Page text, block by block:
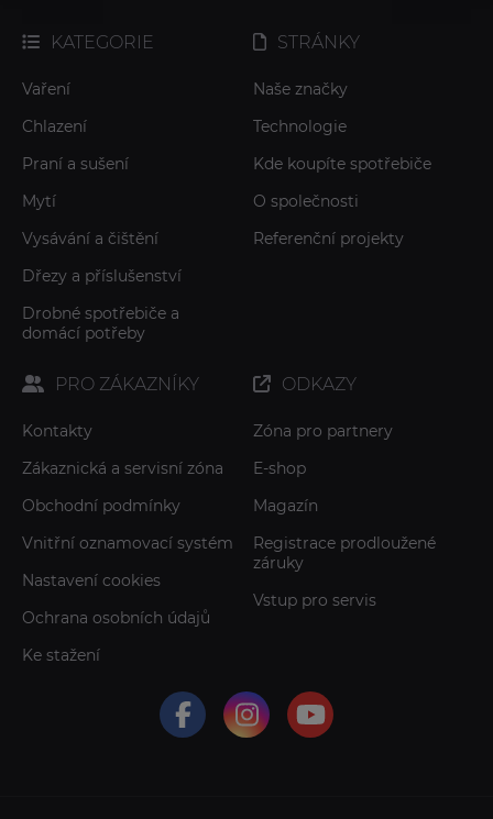
KATEGORIE
Vaření
Chlazení
Praní a sušení
Mytí
Vysávání a čištění
Dřezy a příslušenství
Drobné spotřebiče a
domácí potřeby
STRÁNKY
Naše značky
Technologie
Kde koupíte spotřebiče
O společnosti
Referenční projekty
PRO ZÁKAZNÍKY
Kontakty
Zákaznická a servisní zóna
Obchodní podmínky
Vnitřní oznamovací systém
Nastavení cookies
Ochrana osobních údajů
Ke stažení
ODKAZY
Zóna pro partnery
E-shop
Magazín
Registrace prodloužené
záruky
Vstup pro servis